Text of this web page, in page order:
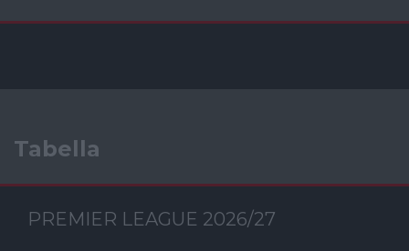
Tabella
PREMIER LEAGUE 2026/27